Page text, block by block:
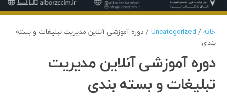
خانه /
Uncategorized / دوره آموزشی آنلاین مدیریت تبلیغات و بسته
بندی
دوره آموزشی آنلاین مدیریت
تبلیغات و بسته بندی